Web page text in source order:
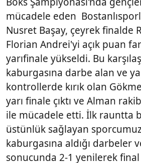
mücadele eden
Nusret Başay, çeyrek finalde
Florian Andrei'yi açık puan
yarıfinale yükseldi. Bu
kaburgasına darbe alan ve
kontrollerde kırık olan
yarı finale çıktı ve Alman
ile mücadele etti. İlk rauntta
üstünlük sağlayan
kaburgasına aldığı darbeler
sonucunda 2-1 yenilerek final